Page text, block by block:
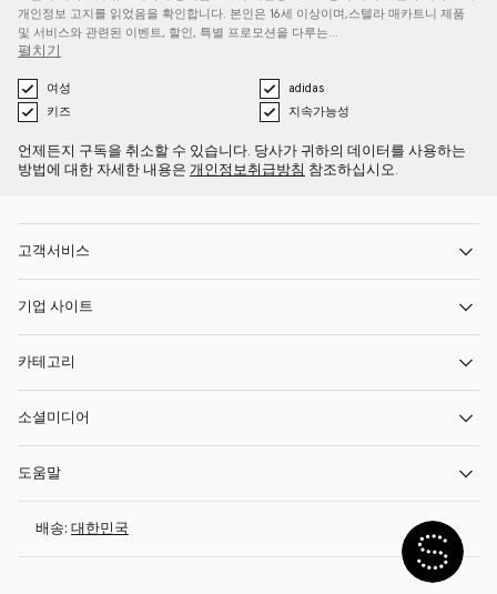
개인정보 고지를 읽었음을 확인합니다. 본인은 16세 이상이며,스텔라 매카트니 제품
및 서비스와 관련된 이벤트, 할인, 특별 프로모션을 다루는…
펼치기
여성
adidas
키즈
지속가능성
언제든지 구독을 취소할 수 있습니다. 당사가 귀하의 데이터를 사용하는
방법에 대한 자세한 내용은 개인정보취급방침 참조하십시오.
고객서비스
기업 사이트
카테고리
소셜미디어
도움말
배송: 대한민국